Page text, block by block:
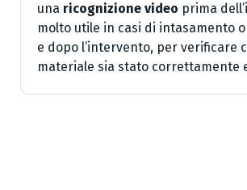
una ricognizione video prima
molto utile in casi di intasamento
e dopo l’intervento, per verificare
materiale sia stato correttamente